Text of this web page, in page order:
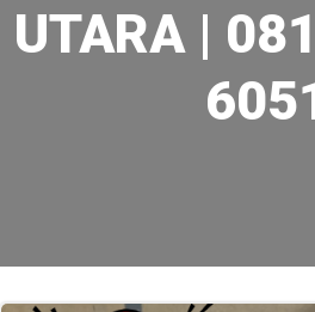
UTARA |